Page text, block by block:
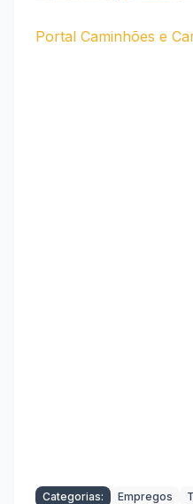
Portal Caminhões e
Categorias: Empregos